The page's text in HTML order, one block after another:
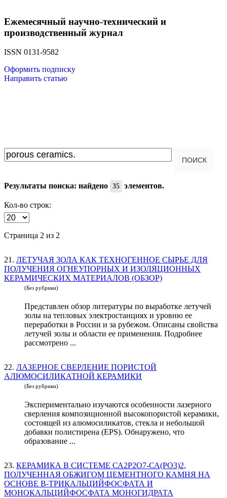
Ежемесячный научно-технический и
производственный журнал
ISSN 0131-9582
Оформить подписку
Направить статью
Введите текст для поиска...
ПОИСК
Результаты поиска: найдено 35 элементов.
Кол-во строк:
Страница 2 из 2
21. ЛЕТУЧАЯ ЗОЛА КАК ТЕХНОГЕННОЕ СЫРЬЕ ДЛЯ
ПОЛУЧЕНИЯ ОГНЕУПОРНЫХ И ИЗОЛЯЦИОННЫХ
КЕРАМИЧЕСКИХ МАТЕРИАЛОВ (ОБЗОР)
(Без рубрики)
Представлен обзор литературы по выработке летучей
золы на тепловых электростанциях и уровню ее
переработки в России и за рубежом. Описаны свойства
летучей золы и области ее применения. Подробнее
рассмотрено ...
22. ЛАЗЕРНОЕ СВЕРЛЕНИЕ ПОРИСТОЙ
АЛЮМОСИЛИКАТНОЙ КЕРАМИКИ
(Без рубрики)
Экспериментально изучаются особенности лазерного
сверления композиционной высокопористой керамики,
состоящей из алюмосиликатов, стекла и небольшой
добавки полистирена (EPS). Обнаружено, что
образование ...
23. КЕРАМИКА В СИСТЕМЕ СА2Р2О7-СА(РО3)2,
ПОЛУЧЕННАЯ ОБЖИГОМ ЦЕМЕНТНОГО КАМНЯ НА
ОСНОВЕ Β-ТРИКАЛЬЦИЙФОСФАТА И
МОНОКАЛЬЦИЙФОСФАТА МОНОГИДРАТА